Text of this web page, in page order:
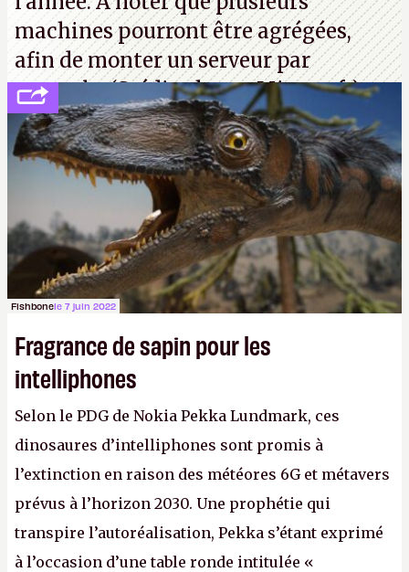
machines pourront être agrégées,
afin de monter un serveur par
exemple. (Crédit photo : Microsoft)
Fishbonele 7 juin 2022
Fragrance de sapin pour les
intelliphones
Selon le PDG de Nokia Pekka Lundmark, ces
dinosaures d’intelliphones sont promis à
l’extinction en raison des météores 6G et métavers
prévus à l’horizon 2030. Une prophétie qui
transpire l’autoréalisation, Pekka s’étant exprimé
à l’occasion d’une table ronde intitulée «